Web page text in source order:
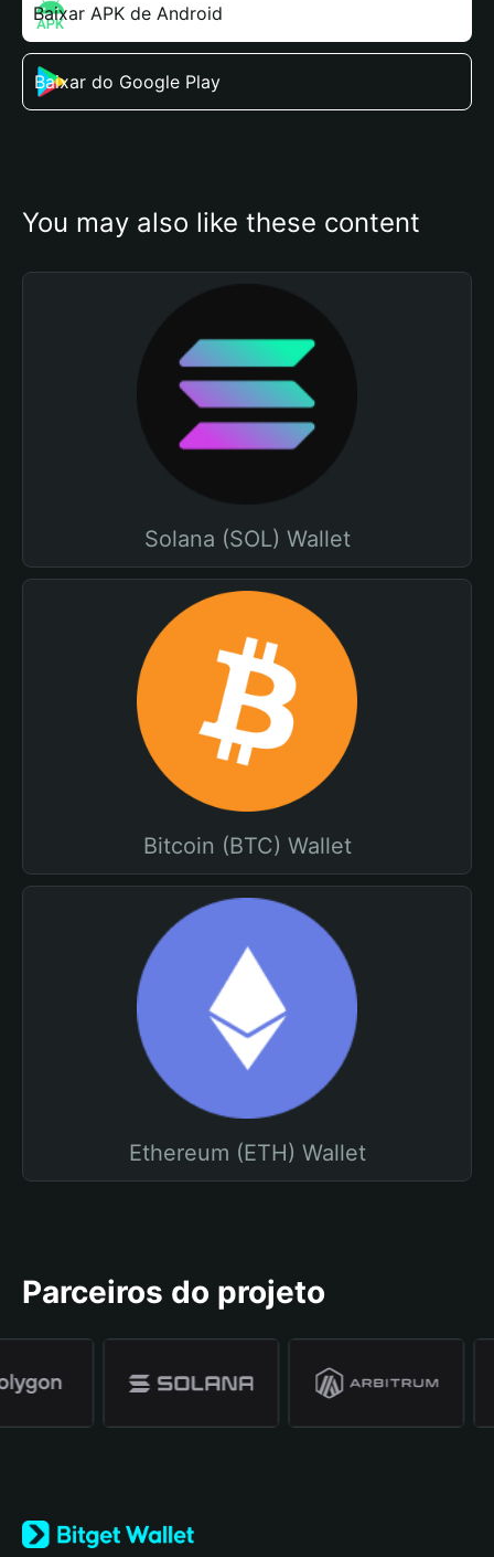
Baixar APK de Android
Baixar do Google Play
You may also like these content
Solana (SOL) Wallet
Bitcoin (BTC) Wallet
Ethereum (ETH) Wallet
Parceiros do projeto